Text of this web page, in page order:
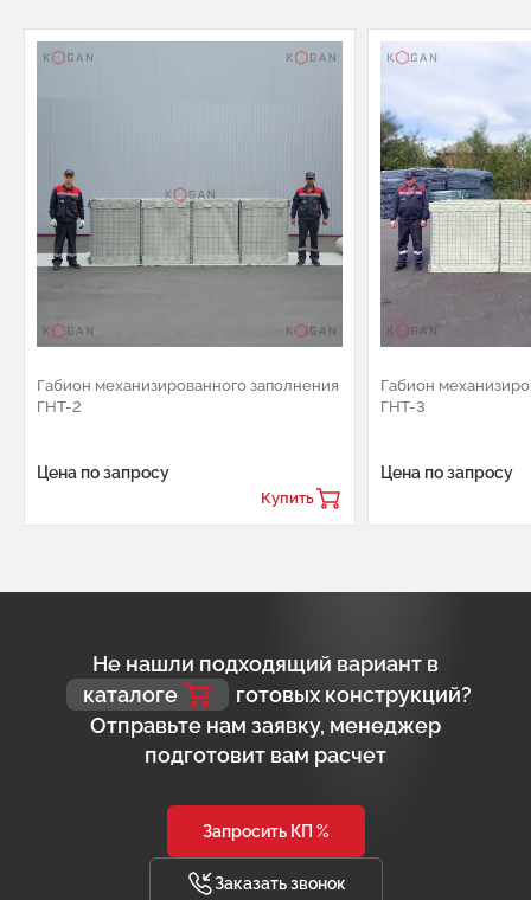
Габион механизированного заполнения
ГНТ-2
Цена по запросу
Купить
Габион
ГНТ-3
Цена по запросу
Не нашли подходящий вариант в
каталоге
готовых конструкций?
Отправьте нам заявку, менеджер
подготовит вам расчет
Запросить КП %
Заказать звонок